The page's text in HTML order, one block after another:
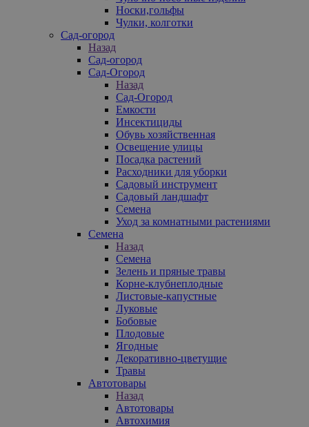
Носки,гольфы
Чулки, колготки
Сад-огород
Назад
Сад-огород
Сад-Огород
Назад
Сад-Огород
Емкости
Инсектициды
Обувь хозяйственная
Освещение улицы
Посадка растений
Расходники для уборки
Садовый инструмент
Садовый ландшафт
Семена
Уход за комнатными растениями
Семена
Назад
Семена
Зелень и пряные травы
Корне-клубнеплодные
Листовые-капустные
Луковые
Бобовые
Плодовые
Ягодные
Декоративно-цветущие
Травы
Автотовары
Назад
Автотовары
Автохимия